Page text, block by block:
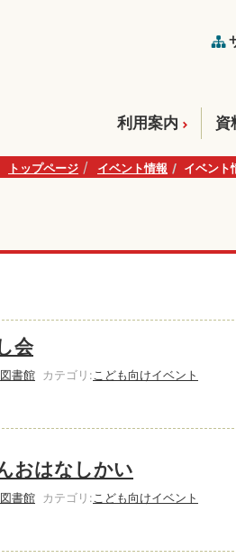
利用案内 資
トップページ イベント情報 イベン
会
書館 カテゴリ: こども向けイベント
おはなしかい
書館 カテゴリ: こども向けイベント